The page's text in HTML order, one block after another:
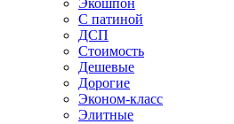
С патиной
ДСП
Стоимость
Дешевые
Дорогие
Эконом-класс
Элитные